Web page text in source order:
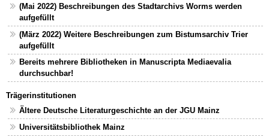
(Mai 2022) Beschreibungen des Stadtarchivs Worms werden
aufgefüllt
(März 2022) Weitere Beschreibungen zum Bistumsarchiv Trier
aufgefüllt
Bereits mehrere Bibliotheken in Manuscripta Mediaevalia
durchsuchbar!
Trägerinstitutionen
Ältere Deutsche Literaturgeschichte an der JGU Mainz
Universitätsbibliothek Mainz